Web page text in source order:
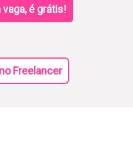
é grátis!
Freelancer